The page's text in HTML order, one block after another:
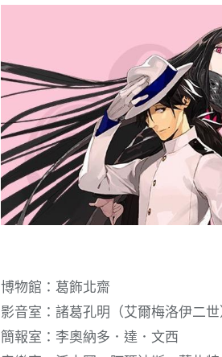
博物館：葛飾北齋
影音室：諸葛孔明（艾爾梅洛伊二世
簡報室：李奧納多．達．文西